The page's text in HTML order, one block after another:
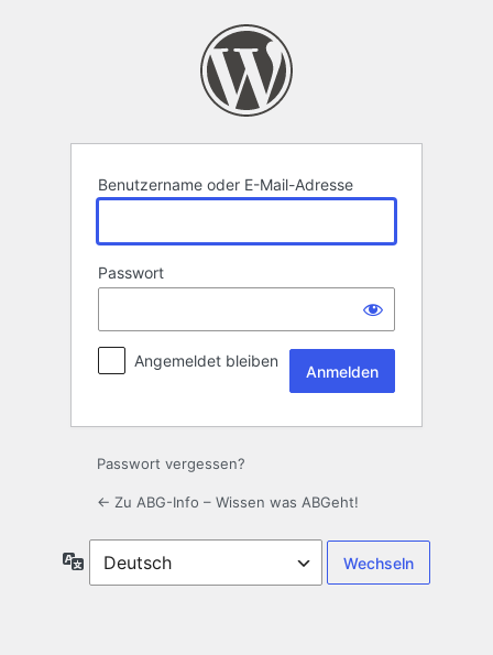
Benutzername oder E-Mail-Adresse
Passwort
Angemeldet bleiben
Passwort vergessen?
← Zu ABG-Info – Wissen was ABGeht!
Sprache